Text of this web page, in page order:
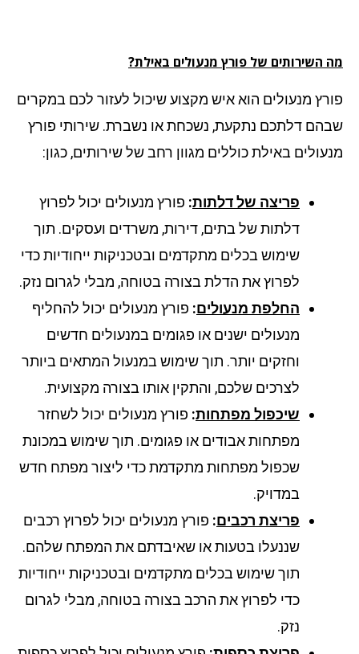
השירותים של פורץ מנעולים באילת?
מנעולים הוא איש מקצוע שיכול לעזור לכם במקרים
דלתכם נתקעת, נשכחת או נשברת. שירותי פורץ
באילת כוללים מגוון רחב של שירותים, כגון:
פריצה של דלתות:פורץ מנעולים יכול לפרוץ
דלתות של בתים, דירות, משרדים ועסקים. תוך
שימוש בכלים מתקדמים ובטכניקות ייחודיות כדי
לפרוץ את הדלת בצורה בטוחה, מבלי לגרום נזק.
החלפת מנעולים:פורץ מנעולים יכול להחליף
מנעולים ישנים או פגומים במנעולים חדשים
וחזקים יותר. תוך שימוש במנעול המתאים ביותר
לצרכים שלכם, והתקין אותו בצורה מקצועית.
שיכפול מפתחות:פורץ מנעולים יכול לשחזר
מפתחות אבודים או פגומים. תוך שימוש במכונת
שכפול מפתחות מתקדמת כדי ליצור מפתח חדש
במדויק.
פריצת רכבים:פורץ מנעולים יכול לפרוץ רכבים
שננעלו בטעות או שאיבדתם את המפתח שלהם.
תוך שימוש בכלים מתקדמים ובטכניקות ייחודיות
כדי לפרוץ את הרכב בצורה בטוחה, מבלי לגרום